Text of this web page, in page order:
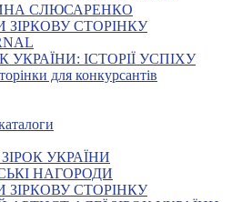
СЛЮСАРЕНКО
СТОРІНКУ
УКРАЇНИ: ІСТОРІЇ УСПІХУ
для конкурсантів
УКРАЇНИ
НАГОРОДИ
СТОРІНКУ